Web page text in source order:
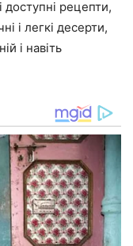
доступні рецепти,
і легкі десерти,
і навіть